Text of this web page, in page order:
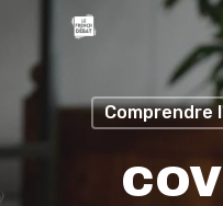
Comprendre